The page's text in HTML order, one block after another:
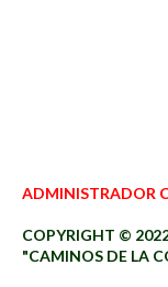
ADMINISTRADOR
COPYRIGHT ©
"CAMINOS DE LA